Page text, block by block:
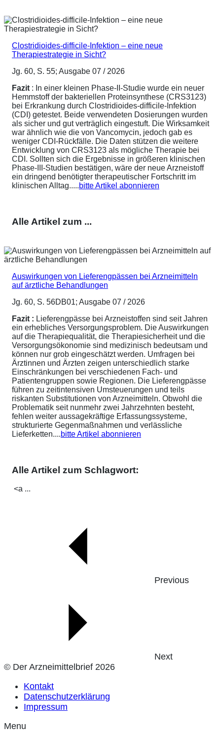
Clostridioides-difficile-Infektion – eine neue
Therapiestrategie in Sicht?
Jg. 60, S. 55; Ausgabe 07 / 2026
Fazit : In einer kleinen Phase-II-Studie wurde ein neuer
Hemmstoff der bakteriellen Proteinsynthese (CRS3123)
bei Erkrankung durch Clostridioides-difficile-Infektion
(CDI) getestet. Beide verwendeten Dosierungen wurden
als sicher und gut verträglich eingestuft. Die Wirksamkeit
war ähnlich wie die von Vancomycin, jedoch gab es
weniger CDI-Rückfälle. Die Daten stützen die weitere
Entwicklung von CRS3123 als mögliche Therapie bei
CDI. Sollten sich die Ergebnisse in größeren klinischen
Phase-III-Studien bestätigen, wäre der neue Arzneistoff
ein dringend benötigter therapeutischer Fortschritt im
klinischen Alltag.....bitte Artikel abonnieren
Alle Artikel zum ...
Auswirkungen von Lieferengpässen bei Arzneimitteln
auf ärztliche Behandlungen
Jg. 60, S. 56DB01; Ausgabe 07 / 2026
Fazit : Lieferengpässe bei Arzneistoffen sind seit Jahren
ein erhebliches Versorgungsproblem. Die Auswirkungen
auf die Therapiequalität, die Therapiesicherheit und die
Versorgungsökonomie sind medizinisch bedeutsam und
können nur grob eingeschätzt werden. Umfragen bei
Ärztinnen und Ärzten zeigen unterschiedlich starke
Einschränkungen bei verschiedenen Fach- und
Patientengruppen sowie Regionen. Die Lieferengpässe
führen zu zeitintensiven Umsteuerungen und teils
riskanten Substitutionen von Arzneimitteln. Obwohl die
Problematik seit nunmehr zwei Jahrzehnten besteht,
fehlen weiter aussagekräftige Erfassungssysteme,
strukturierte Gegenmaßnahmen und verlässliche
Lieferketten....bitte Artikel abonnieren
Alle Artikel zum Schlagwort:
<a ...
Previous
Next
© Der Arzneimittelbrief 2026
Kontakt
Datenschutzerklärung
Impressum
Menu